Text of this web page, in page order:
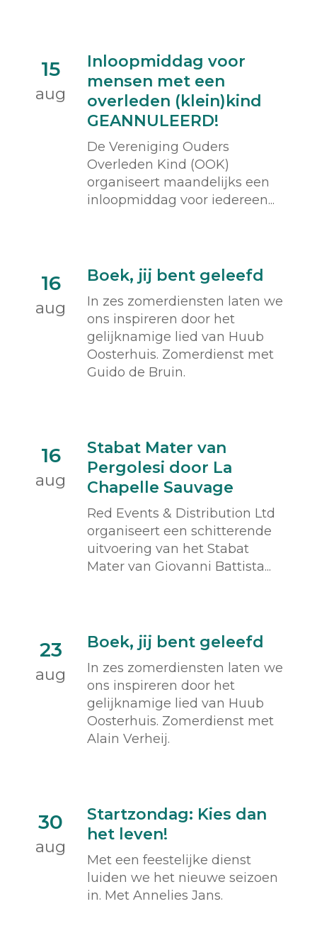
15
aug
Inloopmiddag voor
mensen met een
overleden (klein)kind
GEANNULEERD!
De Vereniging Ouders
Overleden Kind (OOK)
organiseert maandelijks een
inloopmiddag voor iedereen...
16
aug
Boek, jij bent geleefd
In zes zomerdiensten laten we
ons inspireren door het
gelijknamige lied van Huub
Oosterhuis. Zomerdienst met
Guido de Bruin.
16
aug
Stabat Mater van
Pergolesi door La
Chapelle Sauvage
Red Events & Distribution Ltd
organiseert een schitterende
uitvoering van het Stabat
Mater van Giovanni Battista...
23
aug
Boek, jij bent geleefd
In zes zomerdiensten laten we
ons inspireren door het
gelijknamige lied van Huub
Oosterhuis. Zomerdienst met
Alain Verheij.
30
aug
Startzondag: Kies dan
het leven!
Met een feestelijke dienst
luiden we het nieuwe seizoen
in. Met Annelies Jans.